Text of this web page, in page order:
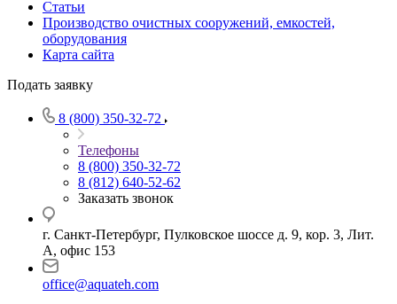
Статьи
Производство очистных сооружений, емкостей,
оборудования
Карта сайта
Подать заявку
8 (800) 350-32-72
Телефоны
8 (800) 350-32-72
8 (812) 640-52-62
Заказать звонок
г. Санкт-Петербург, Пулковское шоссе д. 9, кор. 3, Лит.
А, офис 153
office@aquateh.com